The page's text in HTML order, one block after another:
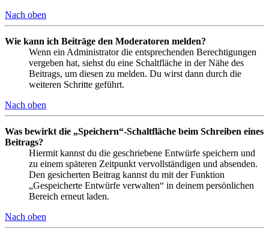
Nach oben
Wie kann ich Beiträge den Moderatoren melden?
Wenn ein Administrator die entsprechenden Berechtigungen
vergeben hat, siehst du eine Schaltfläche in der Nähe des
Beitrags, um diesen zu melden. Du wirst dann durch die
weiteren Schritte geführt.
Nach oben
Was bewirkt die „Speichern“-Schaltfläche beim Schreiben eines
Beitrags?
Hiermit kannst du die geschriebene Entwürfe speichern und
zu einem späteren Zeitpunkt vervollständigen und absenden.
Den gesicherten Beitrag kannst du mit der Funktion
„Gespeicherte Entwürfe verwalten“ in deinem persönlichen
Bereich erneut laden.
Nach oben